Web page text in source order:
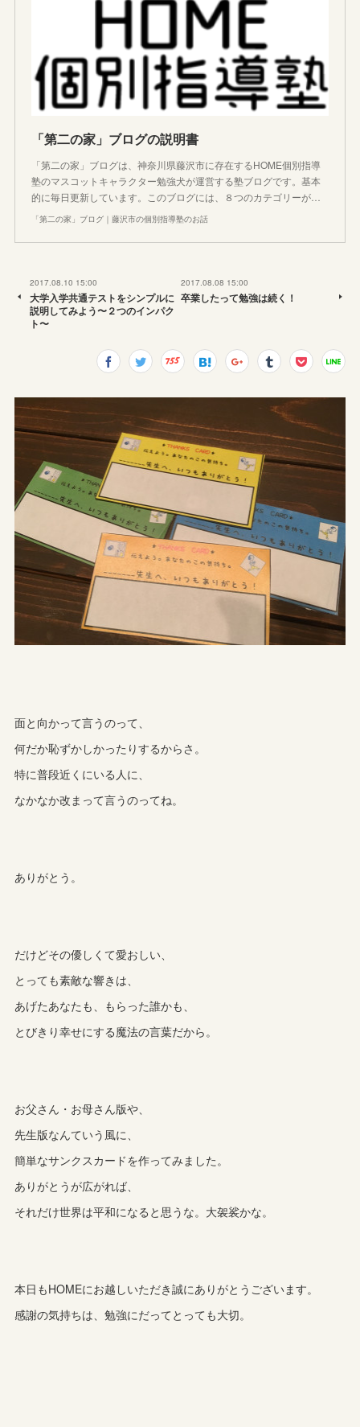
「第二の家」ブログの説明書
「第二の家」ブログは、神奈川県藤沢市に存在するHOME個別指導
塾のマスコットキャラクター勉強犬が運営する塾ブログです。基本
的に毎日更新しています。このブログには、８つのカテゴリーが…
「第二の家」ブログ｜藤沢市の個別指導塾のお話
2017.08.10 15:00
大学入学共通テストをシンプルに
説明してみよう〜２つのインパク
ト〜
2017.08.08 15:00
卒業したって勉強は続く！
面と向かって言うのって、
何だか恥ずかしかったりするからさ。
特に普段近くにいる人に、
なかなか改まって言うのってね。
ありがとう。
だけどその優しくて愛おしい、
とっても素敵な響きは、
あげたあなたも、もらった誰かも、
とびきり幸せにする魔法の言葉だから。
お父さん・お母さん版や、
先生版なんていう風に、
簡単なサンクスカードを作ってみました。
ありがとうが広がれば、
それだけ世界は平和になると思うな。大袈裟かな。
本日もHOMEにお越しいただき誠にありがとうございます。
感謝の気持ちは、勉強にだってとっても大切。